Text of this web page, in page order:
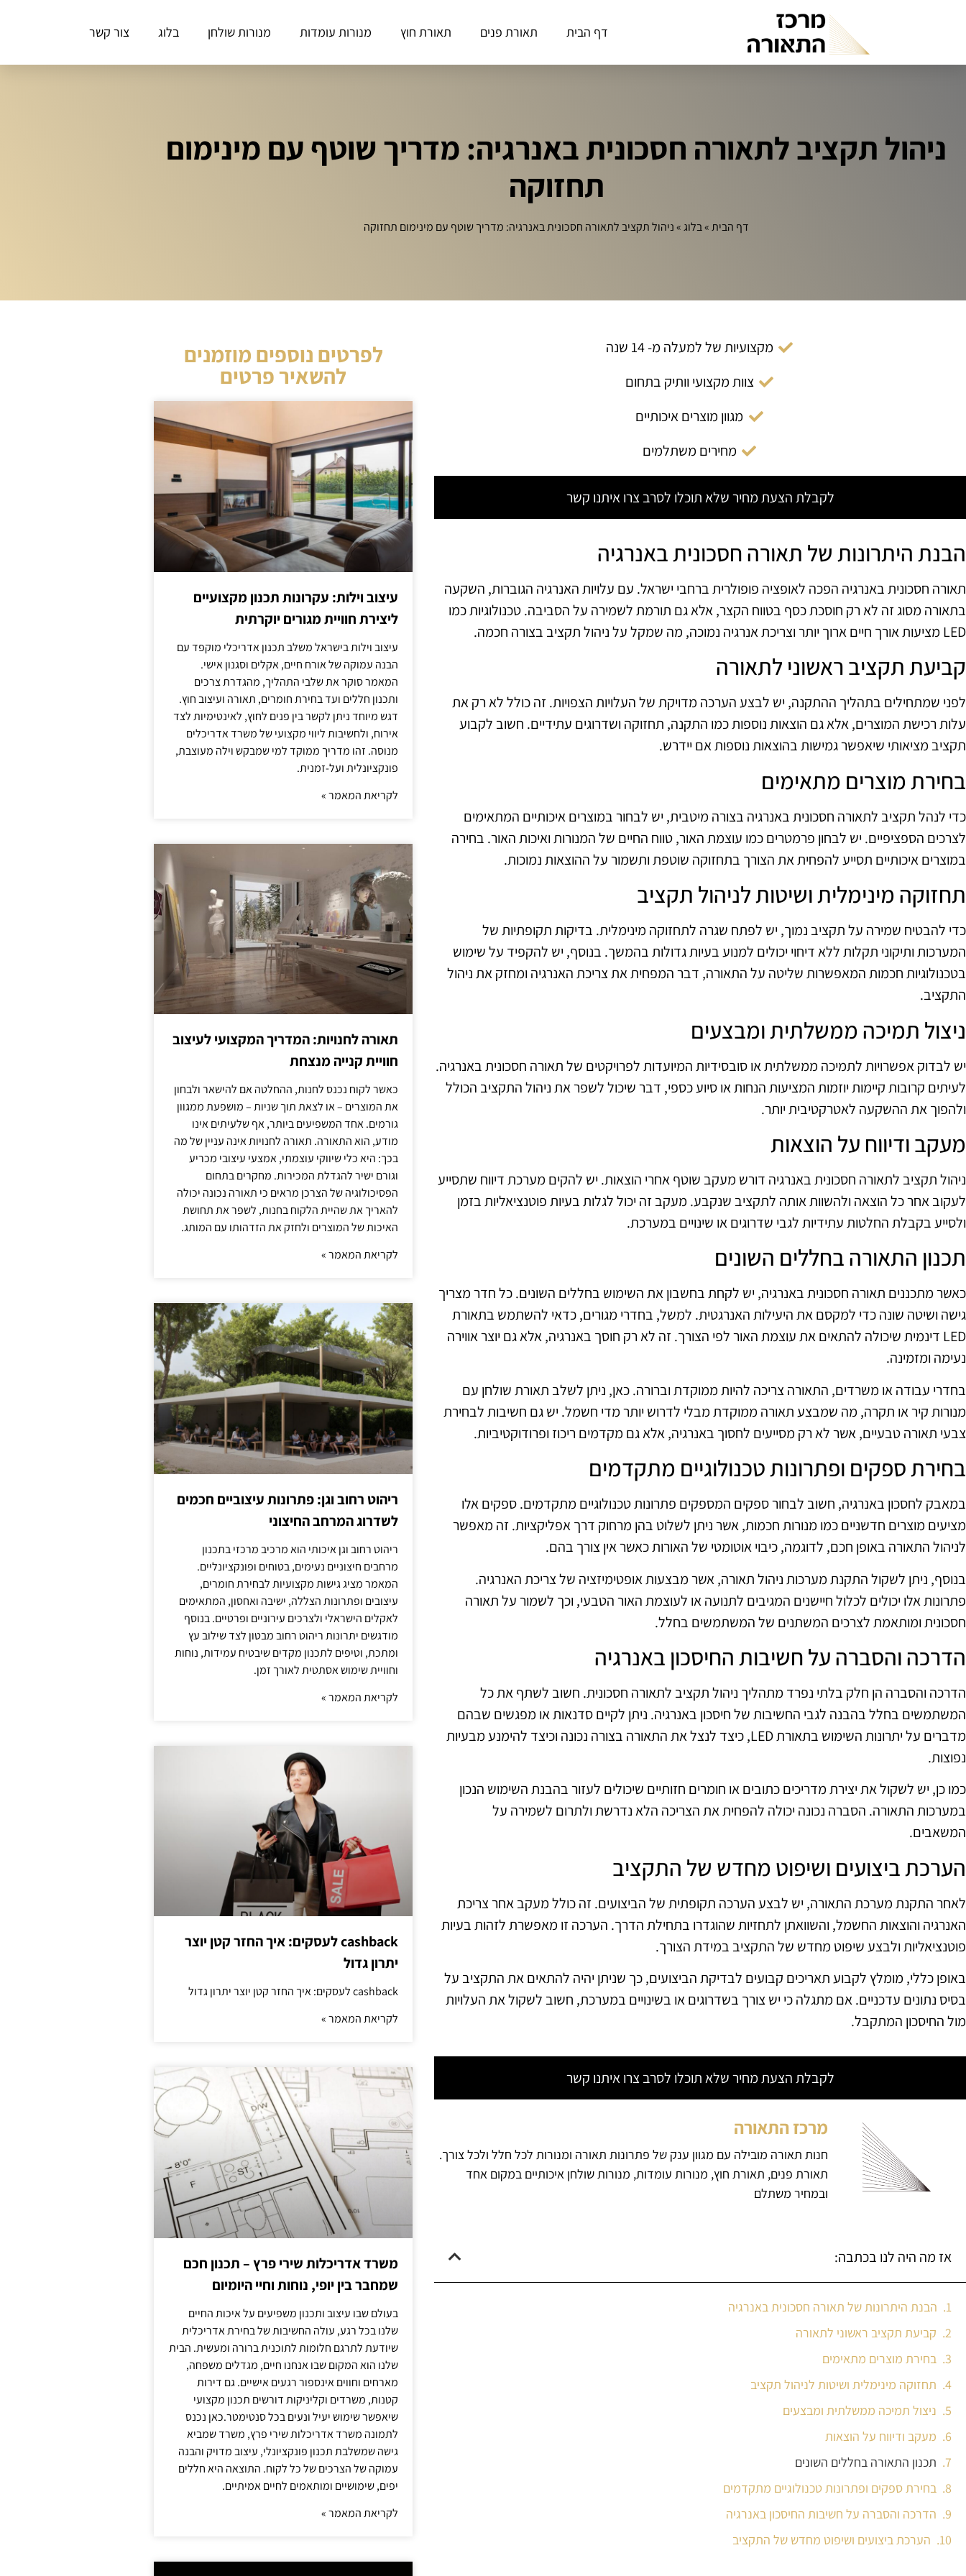
דף הבית תאורת פנים תאורת חוץ מנורות עומדות מנורות שולחן בלוג צור קשר
ניהול תקציב לתאורה חסכונית באנרגיה: מדריך שוטף עם מינימום
תחזוקה
דף הבית»בלוג»ניהול תקציב לתאורה חסכונית באנרגיה: מדריך שוטף עם מינימום תחזוקה
מקצועיות של למעלה מ- 14 שנה
צוות מקצועי וותיק בתחום
מגוון מוצרים איכותיים
מחירים משתלמים
לקבלת הצעת מחיר שלא תוכלו לסרב צרו איתנו קשר
הבנת היתרונות של תאורה חסכונית באנרגיה
תאורה חסכונית באנרגיה הפכה לאופציה פופולרית ברחבי ישראל. עם עלויות האנרגיה הגוברות, השקעה
בתאורה מסוג זה לא רק חוסכת כסף בטווח הקצר, אלא גם תורמת לשמירה על הסביבה. טכנולוגיות כמו
LED מציעות אורך חיים ארוך יותר וצריכת אנרגיה נמוכה, מה שמקל על ניהול תקציב בצורה חכמה.
קביעת תקציב ראשוני לתאורה
לפני שמתחילים בתהליך ההתקנה, יש לבצע הערכה מדויקת של העלויות הצפויות. זה כולל לא רק את
עלות רכישת המוצרים, אלא גם הוצאות נוספות כמו התקנה, תחזוקה ושדרוגים עתידיים. חשוב לקבוע
תקציב מציאותי שיאפשר גמישות בהוצאות נוספות אם יידרש.
בחירת מוצרים מתאימים
כדי לנהל תקציב לתאורה חסכונית באנרגיה בצורה מיטבית, יש לבחור במוצרים איכותיים המתאימים
לצרכים הספציפיים. יש לבחון פרמטרים כמו עוצמת האור, טווח החיים של המנורות ואיכות האור. בחירה
במוצרים איכותיים תסייע להפחית את הצורך בתחזוקה שוטפת ותשמור על ההוצאות נמוכות.
תחזוקה מינימלית ושיטות לניהול תקציב
כדי להבטיח שמירה על תקציב נמוך, יש לפתח שגרה לתחזוקה מינימלית. בדיקות תקופתיות של
המערכות ותיקוני תקלות ללא דיחוי יכולים למנוע בעיות גדולות בהמשך. בנוסף, יש להקפיד על שימוש
בטכנולוגיות חכמות המאפשרות שליטה על התאורה, דבר המפחית את צריכת האנרגיה ומחזק את ניהול
התקציב.
ניצול תמיכה ממשלתית ומבצעים
יש לבדוק אפשרויות לתמיכה ממשלתית או סובסידיות המיועדות לפרויקטים של תאורה חסכונית באנרגיה.
לעיתים קרובות קיימות יוזמות המציעות הנחות או סיוע כספי, דבר שיכול לשפר את ניהול התקציב הכולל
ולהפוך את ההשקעה לאטרקטיבית יותר.
מעקב ודיווח על הוצאות
ניהול תקציב לתאורה חסכונית באנרגיה דורש מעקב שוטף אחרי הוצאות. יש להקים מערכת דיווח שתסייע
לעקוב אחר כל הוצאה ולהשוות אותה לתקציב שנקבע. מעקב זה יכול לגלות בעיות פוטנציאליות בזמן
ולסייע בקבלת החלטות עתידיות לגבי שדרוגים או שינויים במערכת.
תכנון התאורה בחללים השונים
כאשר מתכננים תאורה חסכונית באנרגיה, יש לקחת בחשבון את השימוש בחללים השונים. כל חדר מצריך
גישה ושיטה שונה כדי למקסם את היעילות האנרגטית. למשל, בחדרי מגורים, כדאי להשתמש בתאורת
LED דינמית שיכולה להתאים את עוצמת האור לפי הצורך. זה לא רק חוסך באנרגיה, אלא גם יוצר אווירה
נעימה ומזמינה.
בחדרי עבודה או משרדים, התאורה צריכה להיות ממוקדת וברורה. כאן, ניתן לשלב תאורת שולחן עם
מנורות קיר או תקרה, מה שמבצע תאורה ממוקדת מבלי לדרוש יותר מדי חשמל. יש גם חשיבות לבחירת
צבעי תאורה טבעיים, אשר לא רק מסייעים לחסוך באנרגיה, אלא גם מקדמים ריכוז ופרודוקטיביות.
בחירת ספקים ופתרונות טכנולוגיים מתקדמים
במאבק לחסכון באנרגיה, חשוב לבחור ספקים המספקים פתרונות טכנולוגיים מתקדמים. ספקים אלו
מציעים מוצרים חדשניים כמו מנורות חכמות, אשר ניתן לשלוט בהן מרחוק דרך אפליקציות. זה מאפשר
לניהול התאורה באופן חכם, לדוגמה, כיבוי אוטומטי של האורות כאשר אין צורך בהם.
בנוסף, ניתן לשקול התקנת מערכות ניהול תאורה, אשר מבצעות אופטימיזציה של צריכת האנרגיה.
פתרונות אלו יכולים לכלול חיישנים המגיבים לתנועה או לעוצמת האור הטבעי, וכך לשמור על תאורה
חסכונית ומותאמת לצרכים המשתנים של המשתמשים בחלל.
הדרכה והסברה על חשיבות החיסכון באנרגיה
הדרכה והסברה הן חלק בלתי נפרד מתהליך ניהול תקציב לתאורה חסכונית. חשוב לשתף את כל
המשתמשים בחלל בהבנה לגבי החשיבות של חיסכון באנרגיה. ניתן לקיים סדנאות או מפגשים שבהם
מדברים על יתרונות השימוש בתאורת LED, כיצד לנצל את התאורה בצורה נכונה וכיצד להימנע מבעיות
נפוצות.
כמו כן, יש לשקול את יצירת מדריכים כתובים או חומרים חזותיים שיכולים לעזור בהבנת השימוש הנכון
במערכות התאורה. הסברה נכונה יכולה להפחית את הצריכה הלא נדרשת ולתרום לשמירה על
המשאבים.
הערכת ביצועים ושיפוט מחדש של התקציב
לאחר התקנת מערכת התאורה, יש לבצע הערכה תקופתית של הביצועים. זה כולל מעקב אחר צריכת
האנרגיה והוצאות החשמל, והשוואתן לתחזיות שהוגדרו בתחילת הדרך. הערכה זו מאפשרת לזהות בעיות
פוטנציאליות ולבצע שיפוט מחדש של התקציב במידת הצורך.
באופן כללי, מומלץ לקבוע תאריכים קבועים לבדיקת הביצועים, כך שניתן יהיה להתאים את התקציב על
בסיס נתונים עדכניים. אם מתגלה כי יש צורך בשדרוגים או בשינויים במערכת, חשוב לשקול את העלויות
מול החיסכון המתקבל.
לקבלת הצעת מחיר שלא תוכלו לסרב צרו איתנו קשר
מרכז התאורה
חנות תאורה מובילה עם מגוון ענק של פתרונות תאורה ומנורות לכל חלל ולכל צורך.
תאורת פנים, תאורת חוץ, מנורות עומדות, מנורות שולחן איכותיים במקום אחד
ובמחיר משתלם
אז מה היה לנו בכתבה:
הבנת היתרונות של תאורה חסכונית באנרגיה
קביעת תקציב ראשוני לתאורה
בחירת מוצרים מתאימים
תחזוקה מינימלית ושיטות לניהול תקציב
ניצול תמיכה ממשלתית ומבצעים
מעקב ודיווח על הוצאות
תכנון התאורה בחללים השונים
בחירת ספקים ופתרונות טכנולוגיים מתקדמים
הדרכה והסברה על חשיבות החיסכון באנרגיה
הערכת ביצועים ושיפוט מחדש של התקציב
לפרטים נוספים מוזמנים
להשאיר פרטים
עיצוב וילות: עקרונות תכנון מקצועיים
ליצירת חוויית מגורים יוקרתית
עיצוב וילות בישראל משלב תכנון אדריכלי מוקפד עם
הבנה עמוקה של אורח חיים, אקלים וסגנון אישי.
המאמר סוקר את שלבי התהליך, מהגדרת צרכים
ותכנון חללים ועד בחירת חומרים, תאורה ועיצוב חוץ.
דגש מיוחד ניתן לקשר בין פנים לחוץ, לאינטימיות לצד
אירוח, ולחשיבות ליווי מקצועי של משרד אדריכלים
מנוסה. זהו מדריך ממוקד למי שמבקש וילה מעוצבת,
פונקציונלית ועל-זמנית.
לקריאת המאמר »
תאורה לחנויות: המדריך המקצועי לעיצוב
חוויית קנייה מנצחת
כאשר לקוח נכנס לחנות, ההחלטה אם להישאר ולבחון
את המוצרים – או לצאת תוך שניות – מושפעת ממגוון
גורמים. אחד המשפיעים ביותר, אף שלעיתים אינו
מודע, הוא התאורה. תאורה לחנויות אינה עניין של מה
בכך: היא כלי שיווקי עוצמתי, אמצעי עיצובי מכריע
וגורם ישיר להגדלת המכירות. מחקרים בתחום
הפסיכולוגיה של הצרכן מראים כי תאורה נכונה יכולה
להאריך את שהיית הלקוח בחנות, לשפר את תחושת
האיכות של המוצרים ולחזק את הזדהותו עם המותג.
לקריאת המאמר »
ריהוט רחוב וגן: פתרונות עיצוביים חכמים
לשדרוג המרחב החיצוני
ריהוט רחוב וגן איכותי הוא מרכיב מרכזי בתכנון
מרחבים חיצוניים נעימים, בטוחים ופונקציונליים.
המאמר מציג גישות מקצועיות לבחירת חומרים,
עיצובים ופתרונות הצללה, ישיבה ואחסון, המתאימים
לאקלים הישראלי ולצרכים עירוניים ופרטיים. בנוסף
מודגשים יתרונות ריהוט רחוב מבטון לצד שילוב עץ
ומתכת, וטיפים לתכנון מקדים שיבטיח עמידות, נוחות
וחוויית שימוש אסתטית לאורך זמן.
לקריאת המאמר »
cashback לעסקים: איך החזר קטן יוצר
יתרון גדול
cashback לעסקים: איך החזר קטן יוצר יתרון גדול
לקריאת המאמר »
משרד אדריכלות שירי פרץ – תכנון חכם
שמחבר בין יופי, נוחות וחיי היומיום
בעולם שבו עיצוב ותכנון משפיעים על איכות החיים
שלנו בכל רגע, עולה החשיבות של בחירת אדריכלית
שיודעת לתרגם חלומות לתוכנית ברורה ומעשית. הבית
שלנו הוא המקום שבו אנחנו חיים, מגדלים משפחה,
מארחים וחווים אינספור רגעים אישיים. גם דירות
קטנות, משרדים וקליניקות דורשים תכנון מקצועי
שיאפשר שימוש יעיל ונעים בכל סנטימטר.כאן נכנס
לתמונה משרד אדריכלות שירי פרץ, משרד שמביא
גישה שמשלבת תכנון פונקציונלי, עיצוב מדויק והבנה
עמוקה של הצרכים של כל לקוח. התוצאה היא חללים
יפים, שימושיים ומותאמים לחיים אמיתיים.
לקריאת המאמר »